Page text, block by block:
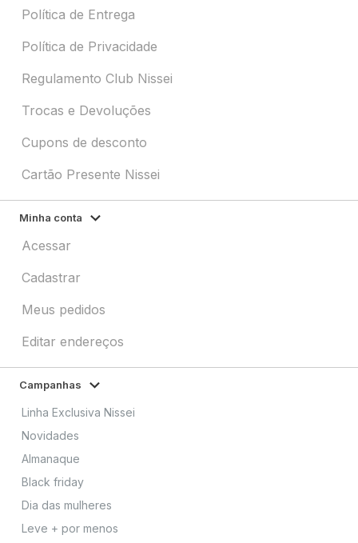
Política de Entrega
Política de Privacidade
Regulamento Club Nissei
Trocas e Devoluções
Cupons de desconto
Cartão Presente Nissei
Minha conta
Acessar
Cadastrar
Meus pedidos
Editar endereços
Campanhas
Linha Exclusiva Nissei
Novidades
Almanaque
Black friday
Dia das mulheres
Leve + por menos